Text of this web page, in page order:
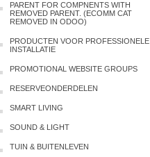
PARENT FOR COMPNENTS WITH
REMOVED PARENT. (ECOMM CAT
REMOVED IN ODOO)
PRODUCTEN VOOR PROFESSIONELE
INSTALLATIE
PROMOTIONAL WEBSITE GROUPS
RESERVEONDERDELEN
SMART LIVING
SOUND & LIGHT
TUIN & BUITENLEVEN